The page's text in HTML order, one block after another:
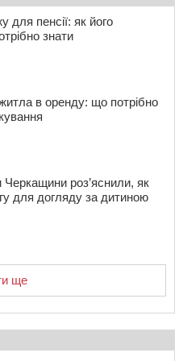
громаду повертається
воїн
для пенсії: як його
знати
в оренду: що потрібно
роз’яснили, як
для догляду за дитиною
ще